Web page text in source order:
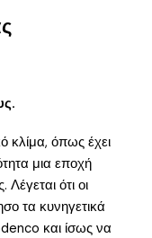
κλίμα, όπως έχει
μια εποχή
ότι οι
τα κυνηγετικά
και ίσως να